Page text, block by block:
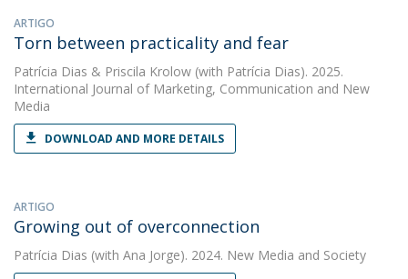
ARTIGO
Torn between practicality and fear
Patrícia Dias & Priscila Krolow (with Patrícia Dias). 2025.
International Journal of Marketing, Communication and New
Media
DOWNLOAD AND MORE DETAILS
ARTIGO
Growing out of overconnection
Patrícia Dias (with Ana Jorge). 2024. New Media and Society